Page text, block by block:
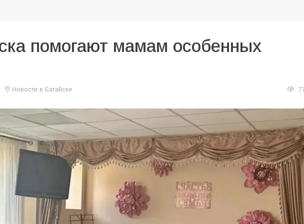
помогают мамам особенных
Новости в Батайске